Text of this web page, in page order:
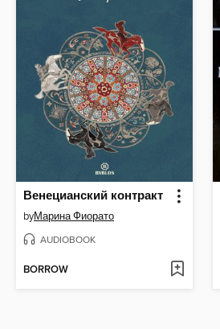
Венецианский контракт
byМарина Фиорато
AUDIOBOOK
BORROW